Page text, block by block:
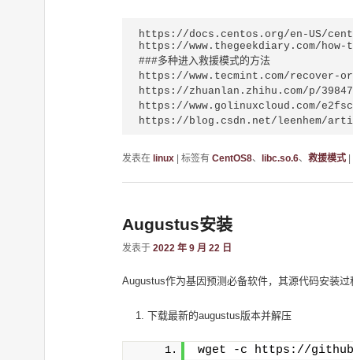
https://docs.centos.org/en-US/
https://www.thegeekdiary.com/
###多种进入救援模式的方法
https://www.tecmint.com/recover-
https://zhuanlan.zhihu.com/p/
https://www.golinuxcloud.com/
发表在 linux 标签有 CentOS8、 libc.so.6、 救援模式
Augustus安装
发表于 2022 年 9 月 22 日
Augustus作为基因预测必备软件，其源代码安装
下载最新的augustus版本并解压
wget -c https://